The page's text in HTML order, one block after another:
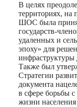
В целях
территориях, на
ШОС была
государств-
удаленных и
эпоху» для
инфраструктуры
Также был
Стратегии
документа
в сфере борьбы
жизни